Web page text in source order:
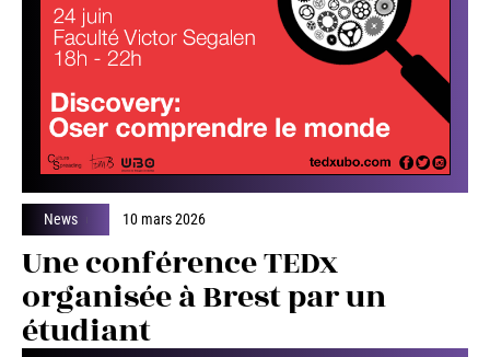
News 10 mars 2026
Une conférence TEDx
organisée à Brest par un
étudiant